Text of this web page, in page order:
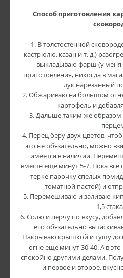
Способ приготовления
1. В толстостенной
кастрюлю, казан и т. д.)
выкладываю фарш (у меня
приготовления, никогда в
лук нарезанный
2. Обжариваю на большом
картофель и
3. Дальше таким же образом
4. Перец беру двух цветов,
это не обязательно, можно
имеется в наличии.
вместе еще минут 5-7. Пока
терке парочку спелых
томатной пастой) и
5. Перемешиваю и заливаю
1,5
6. Солю и перчу по вкусу,
его обязательно
Накрываю крышкой и тушу до
огне еще минут 30-40. А в
спокойно другими делами.
и первое и второе,